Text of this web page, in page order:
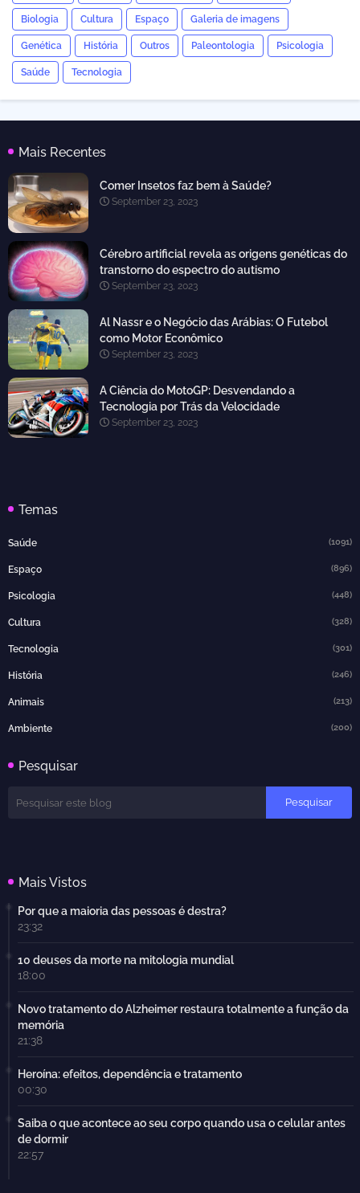
Biologia Cultura Espaço Galeria de imagens
Genética História Outros Paleontologia Psicologia
Saúde Tecnologia
Mais Recentes
Comer Insetos faz bem à Saúde?
September 23, 2023
Cérebro artificial revela as origens genéticas do
transtorno do espectro do autismo
September 23, 2023
Al Nassr e o Negócio das Arábias: O Futebol
como Motor Econômico
September 23, 2023
A Ciência do MotoGP: Desvendando a
Tecnologia por Trás da Velocidade
September 23, 2023
Temas
Saúde (1091)
Espaço (896)
Psicologia (448)
Cultura (328)
Tecnologia (301)
História (246)
Animais (213)
Ambiente (200)
Pesquisar
Mais Vistos
Por que a maioria das pessoas é destra?
23:32
10 deuses da morte na mitologia mundial
18:00
Novo tratamento do Alzheimer restaura totalmente a função da
memória
21:38
Heroína: efeitos, dependência e tratamento
00:30
Saiba o que acontece ao seu corpo quando usa o celular antes
de dormir
22:57